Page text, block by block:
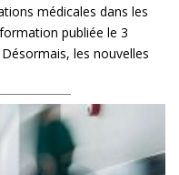
médicales dans les
publiée le 3
les nouvelles